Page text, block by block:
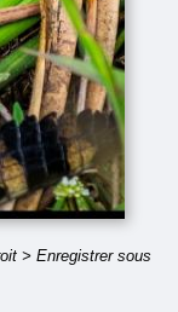
> Enregistrer sous